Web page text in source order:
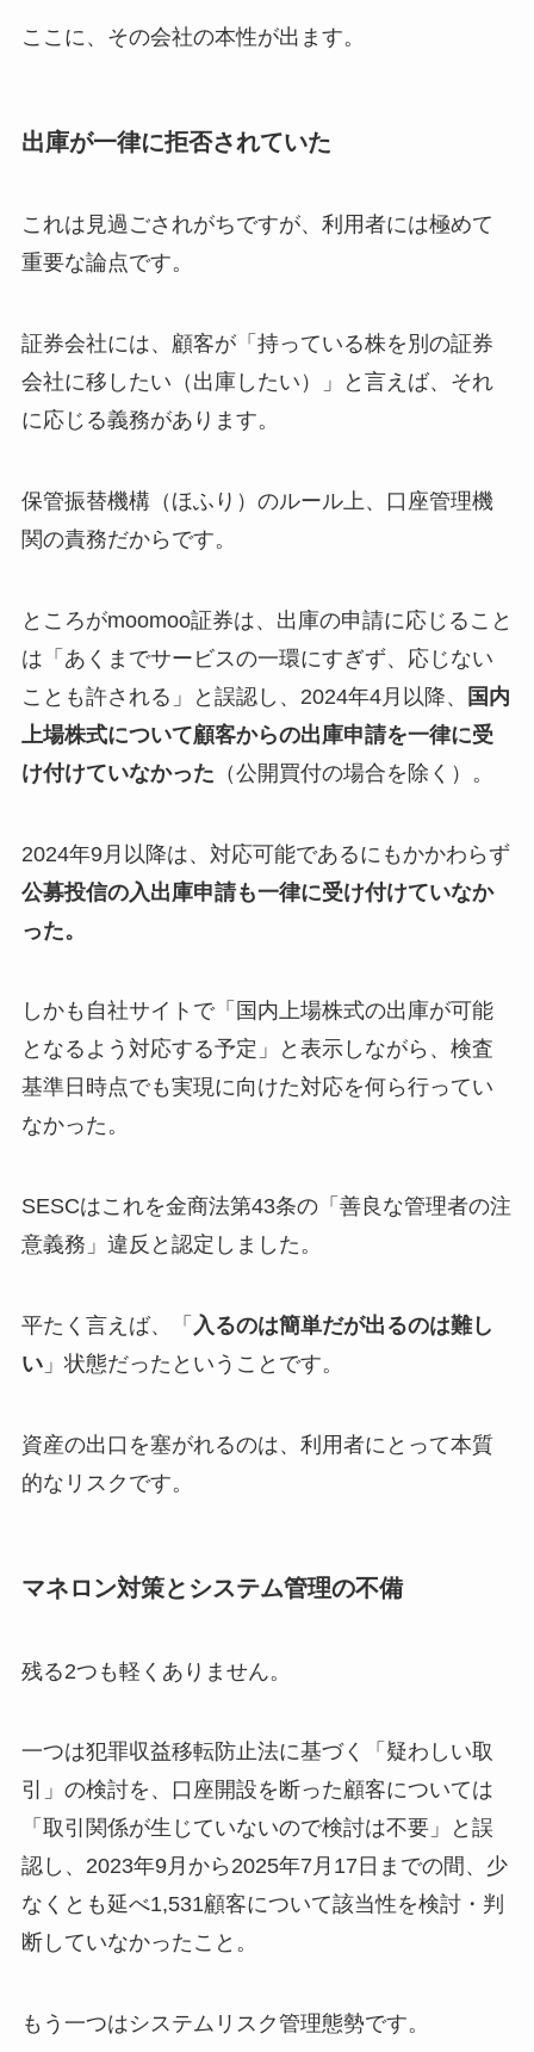
ここに、その会社の本性が出ます。
出庫が一律に拒否されていた
これは見過ごされがちですが、利用者には極めて
重要な論点です。
証券会社には、顧客が「持っている株を別の証券
会社に移したい（出庫したい）」と言えば、それ
に応じる義務があります。
保管振替機構（ほふり）のルール上、口座管理機
関の責務だからです。
ところがmoomoo証券は、出庫の申請に応じること
は「あくまでサービスの一環にすぎず、応じない
ことも許される」と誤認し、2024年4月以降、
国内
上場株式について顧客からの出庫申請を一律に受
け付けていなかった （公開買付の場合を除く）。
2024年9月以降は、対応可能であるにもかかわらず
公募投信の入出庫申請も一律に受け付けていなか
った。
しかも自社サイトで「国内上場株式の出庫が可能
となるよう対応する予定」と表示しながら、検査
基準日時点でも実現に向けた対応を何ら行ってい
なかった。
SESCはこれを金商法第43条の「善良な管理者の注
意義務」違反と認定しました。
平たく言えば、「 入るのは簡単だが出るのは難し
い」状態だったということです。
資産の出口を塞がれるのは、利用者にとって本質
的なリスクです。
マネロン対策とシステム管理の不備
残る2つも軽くありません。
一つは犯罪収益移転防止法に基づく「疑わしい取
引」の検討を、口座開設を断った顧客については
「取引関係が生じていないので検討は不要」と誤
認し、2023年9月から2025年7月17日までの間、少
なくとも延べ1,531顧客について該当性を検討・判
断していなかったこと。
もう一つはシステムリスク管理態勢です。